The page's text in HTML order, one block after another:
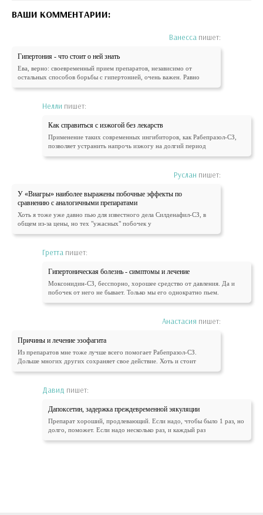
ВАШИ КОММЕНТАРИИ:
Ванесса пишет:
Гипертония - что стоит о ней знать
Ева, верно: своевременный прием препаратов, независимо от
остальных способов борьбы с гипертонией, очень важен. Равно
Нелли пишет:
Как справиться с изжогой без лекарств
Применение таких современных ингибиторов, как Рабепразол-СЗ,
позволяет устранить напрочь изжогу на долгий период
Руслан пишет:
У «Виагры» наиболее выражены побочные эффекты по
сравнению с аналогичными препаратами
Хоть я тоже уже давно пью для известного дела Силденафил-СЗ, в
общем из-за цены, но тех "ужасных" побочек у
Гретта пишет:
Гипертоническая болезнь - симптомы и лечение
Моксонидин-СЗ, бесспорно, хорошее средство от давления. Да и
побочек от него не бывает. Только мы его однократно пьем.
Анастасия пишет:
Причины и лечение эзофагита
Из препаратов мне тоже лучше всего помогает Рабепразол-СЗ.
Дольше многих других сохраняет свое действие. Хоть и стоит
Давид пишет:
Дапоксетин, задержка преждевременной эякуляции
Препарат хороший, продлевающий. Если надо, чтобы было 1 раз, но
долго, поможет. Если надо несколько раз, и каждый раз